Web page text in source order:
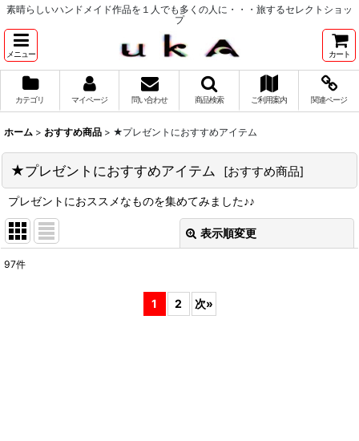
素晴らしいハンドメイド作品を１人でも多くの人に・・・旅するセレクトショッ
プ
メニュー カート
カテゴリ マイページ 問い合わせ 商品検索 ご利用案内 関連ページ
ホーム > おすすめ商品 > ★プレゼントにおすすめアイテム
★プレゼントにおすすめアイテム [おすすめ商品]
プレゼントにおススメなものを集めてみました♪♪
表示順変更
97件
1 2 次»